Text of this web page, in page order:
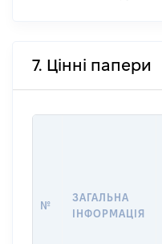
7. Цінні папери
№
ЗАГАЛЬНА
ІНФОРМАЦІЯ